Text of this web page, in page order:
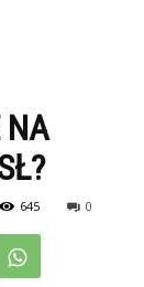
NA
645 0